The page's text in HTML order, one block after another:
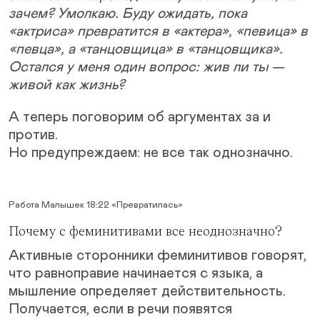
зачем? Умолкаю. Буду ожидать, пока
«актриса» превратится в «актера», «певица» в
«певца», а «танцовщица» в «танцовщика».
Остался у меня один вопрос: жив ли ты —
живой как жизнь?
А теперь поговорим об аргументах за и
против.
Но предупреждаем: не все так однозначно.
Работа Малышек 18:22 «Превратилась»
Почему с феминитивами все неоднозначно?
Активные сторонники феминитивов говорят,
что равноправие начинается с языка, а
мышление определяет действительность.
Получается, если в речи появятся